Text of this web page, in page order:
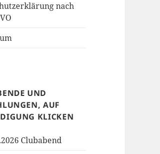
nach
UND
AUF
KLICKEN
Clubabend